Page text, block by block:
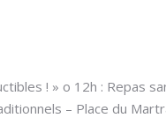
! » o 12h : Repas
– Place du